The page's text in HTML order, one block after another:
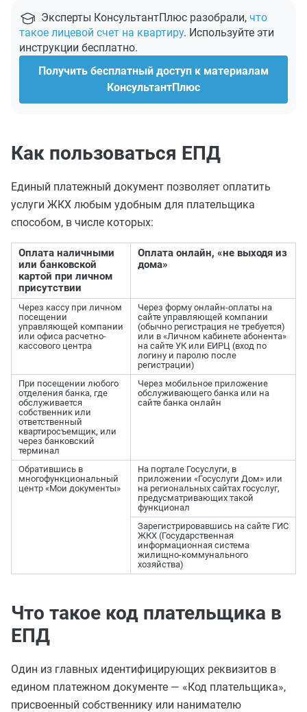
Эксперты КонсультантПлюс разобрали, что
такое лицевой счет на квартиру. Используйте эти
инструкции бесплатно.
Получить бесплатный доступ к материалам
КонсультантПлюс
Как пользоваться ЕПД
Единый платежный документ позволяет оплатить
услуги ЖКХ любым удобным для плательщика
способом, в числе которых:
Оплата наличными
или банковской
картой при личном
присутствии
Оплата онлайн, «не выходя из
дома»
Через кассу при личном
посещении
управляющей компании
или офиса расчетно-
кассового центра
Через форму онлайн-оплаты на
сайте управляющей компании
(обычно регистрация не требуется)
или в «Личном кабинете абонента»
на сайте УК или ЕИРЦ (вход по
логину и паролю после
регистрации)
При посещении любого
отделения банка, где
обслуживается
собственник или
ответственный
квартиросъемщик, или
через банковский
терминал
Через мобильное приложение
обслуживающего банка или на
сайте банка онлайн
Обратившись в
многофункциональный
центр «Мои документы»
На портале Госуслуги, в
приложении «Госуслуги Дом» или
на региональных сайтах госуслуг,
предусматривающих такой
функционал
Зарегистрировавшись на сайте ГИС
ЖКХ (Государственная
информационная система
жилищно-коммунального
хозяйства)
Что такое код плательщика в
ЕПД
Один из главных идентифицирующих реквизитов в
едином платежном документе — «Код плательщика»,
присвоенный собственнику или нанимателю